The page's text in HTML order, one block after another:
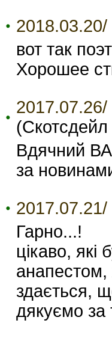
2018.03.20/
вот так
Хорошее
2017.07.26/
Вдячний
за
2017.07.21/
Гарно...!
цікаво, які
анапестом,
здається,
дякуємо за